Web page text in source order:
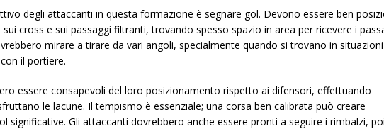
degli attaccanti in questa formazione è segnare gol. Devono essere ben
cross e sui passaggi filtranti, trovando spesso spazio in area per ricevere i
mirare a tirare da vari angoli, specialmente quando si trovano in
il portiere.
essere consapevoli del loro posizionamento rispetto ai difensori, effettuando
le lacune. Il tempismo è essenziale; una corsa ben calibrata può creare
significative. Gli attaccanti dovrebbero anche essere pronti a seguire i rimbalzi,